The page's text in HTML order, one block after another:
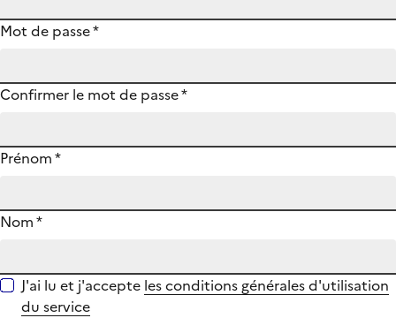
Mot de passe*
Confirmer le mot de passe*
Prénom*
Nom*
J'ai lu et j'accepte les conditions générales d'utilisation
du service